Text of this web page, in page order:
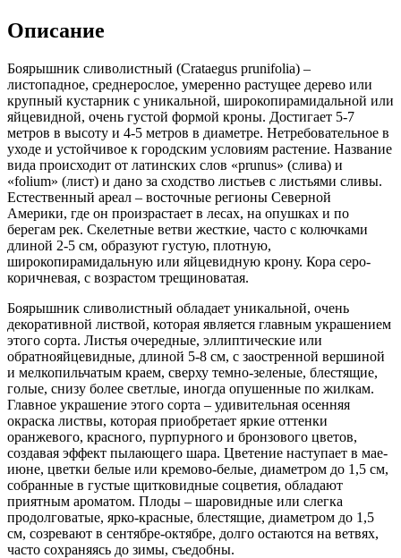
Описание
Боярышник сливолистный (Crataegus prunifolia) –
листопадное, среднерослое, умеренно растущее дерево или
крупный кустарник с уникальной, широкопирамидальной или
яйцевидной, очень густой формой кроны. Достигает 5-7
метров в высоту и 4-5 метров в диаметре. Нетребовательное в
уходе и устойчивое к городским условиям растение. Название
вида происходит от латинских слов «prunus» (слива) и
«folium» (лист) и дано за сходство листьев с листьями сливы.
Естественный ареал – восточные регионы Северной
Америки, где он произрастает в лесах, на опушках и по
берегам рек. Скелетные ветви жесткие, часто с колючками
длиной 2-5 см, образуют густую, плотную,
широкопирамидальную или яйцевидную крону. Кора серо-
коричневая, с возрастом трещиноватая.
Боярышник сливолистный обладает уникальной, очень
декоративной листвой, которая является главным украшением
этого сорта. Листья очередные, эллиптические или
обратнояйцевидные, длиной 5-8 см, с заостренной вершиной
и мелкопильчатым краем, сверху темно-зеленые, блестящие,
голые, снизу более светлые, иногда опушенные по жилкам.
Главное украшение этого сорта – удивительная осенняя
окраска листвы, которая приобретает яркие оттенки
оранжевого, красного, пурпурного и бронзового цветов,
создавая эффект пылающего шара. Цветение наступает в мае-
июне, цветки белые или кремово-белые, диаметром до 1,5 см,
собранные в густые щитковидные соцветия, обладают
приятным ароматом. Плоды – шаровидные или слегка
продолговатые, ярко-красные, блестящие, диаметром до 1,5
см, созревают в сентябре-октябре, долго остаются на ветвях,
часто сохраняясь до зимы, съедобны.